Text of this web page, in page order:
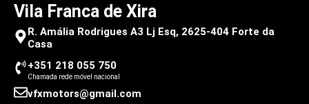
Vila Franca de Xira
R. Amália Rodrigues A3 Lj Esq, 2625-404 Forte da
Casa
+351 218 055 750
Chamada rede móvel nacional
vfxmotors@gmail.com